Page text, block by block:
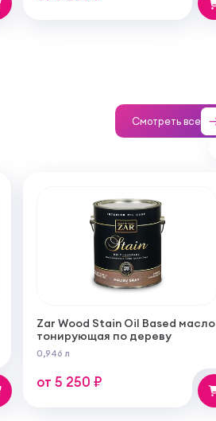
Смотреть все
Zar Wood Stain Oil Based масло
тонирующая по дереву
0,946 л
от 5 250 ₽